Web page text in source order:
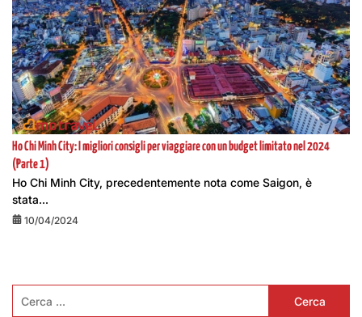
Ho Chi Minh City: I migliori consigli per viaggiare con un budget limitato nel 2024
(Parte 1)
Ho Chi Minh City, precedentemente nota come Saigon, è
stata...
10/04/2024
per: